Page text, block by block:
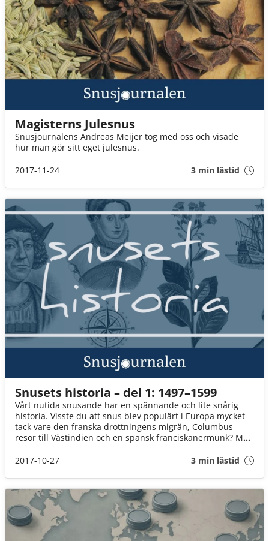
Magisterns Julesnus
Snusjournalens Andreas Meijer tog med oss och visade
hur man gör sitt eget julesnus.
2017-11-24
3 min lästid
Snusets historia – del 1: 1497–1599
Vårt nutida snusande har en spännande och lite snårig
historia. Visste du att snus blev populärt i Europa mycket
tack vare den franska drottningens migrän, Columbus
resor till Västindien och en spansk franciskanermunk? Men
2017-10-27
3 min lästid